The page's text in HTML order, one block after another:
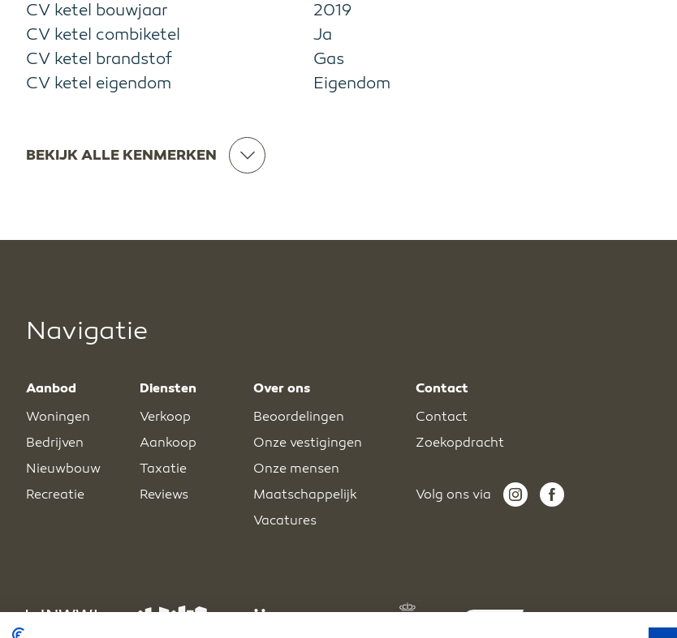
CV ketel bouwjaar
2019
CV ketel combiketel
Ja
CV ketel brandstof
Gas
CV ketel eigendom
Eigendom
BEKIJK ALLE KENMERKEN
Navigatie
Aanbod
Woningen
Bedrijven
Nieuwbouw
Recreatie
Diensten
Verkoop
Aankoop
Taxatie
Reviews
Over ons
Beoordelingen
Onze vestigingen
Onze mensen
Maatschappelijk
Vacatures
Contact
Contact
Zoekopdracht
Volg ons via